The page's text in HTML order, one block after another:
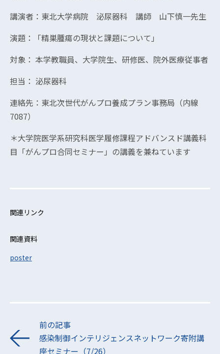
講演者：東北大学病院 泌尿器科 講師 山下慎一先生
演題：「精巣腫瘍の現状と課題について」
対象： 本学教職員、大学院生、研修医、院外医療従事者
担当： 泌尿器科
連絡先：東北次世代がんプロ養成プラン事務局（内線
7087）
＊大学院医学系研究科医学履修課程アドバンスド講義科
目「がんプロ合同セミナー」の講義を兼ねています
関連リンク
関連資料
poster
前の記事
感染制御インテリジェンスネットワーク寄附講
座セミナー（7/26）